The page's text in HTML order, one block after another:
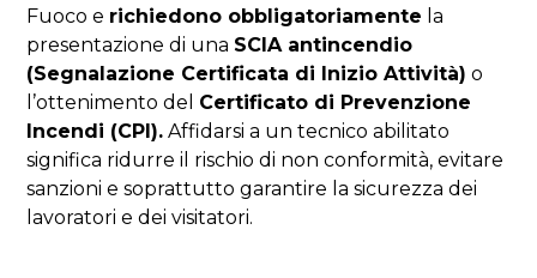
Fuoco e richiedono obbligatoriamente la
presentazione di una SCIA antincendio
(Segnalazione Certificata di Inizio Attività) o
l’ottenimento del Certificato di Prevenzione
Incendi (CPI). Affidarsi a un tecnico abilitato
significa ridurre il rischio di non conformità, evitare
sanzioni e soprattutto garantire la sicurezza dei
lavoratori e dei visitatori.